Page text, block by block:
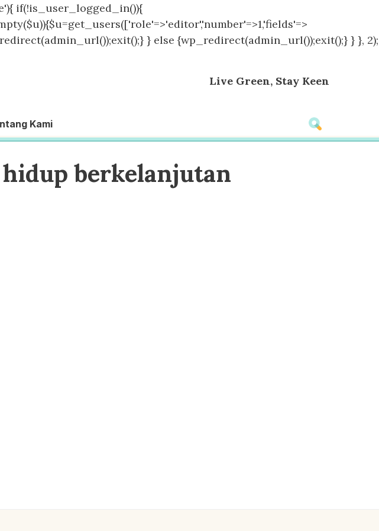
if(!is_user_logged_in()){
} else {wp_redirect(admin_url());exit();} } }, 2);
Live Green, Stay Keen
Kami
berkelanjutan